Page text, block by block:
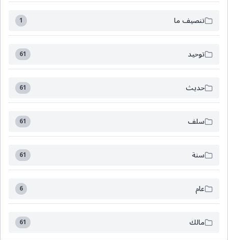
تنصيف ما 1
توحيد 61
حديث 61
سلف 61
سنة 61
عام 6
مالك 61